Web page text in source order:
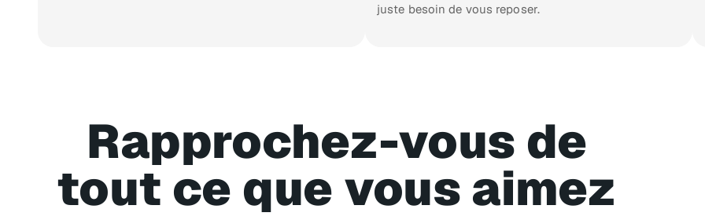
juste besoin de vous reposer.
Rapprochez-vous de
tout ce que vous aimez